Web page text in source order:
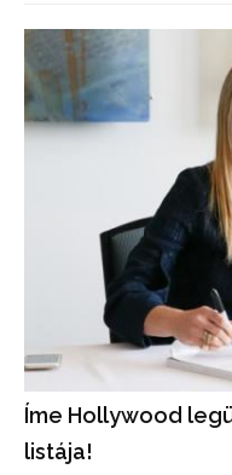
Íme Hollywood
listája!